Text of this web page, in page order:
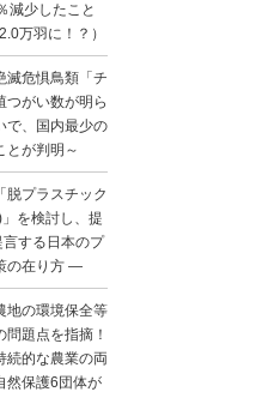
減少したこと
万羽に！？）
滅危惧鳥類「チ
つがい数が明ら
で、国内最少の
とが判明～
脱プラスチック
を検討し、提
する日本のプ
の在り方 ―
地の環境保全等
題点を指摘！
続的な農業の両
然保護6団体が